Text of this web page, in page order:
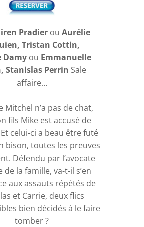
Pradier ou Aurélie
Tristan Cottin,
Damy ou Emmanuelle
Stanislas Perrin Sale
affaire…
Mitchel n’a pas de chat,
fils Mike est accusé de
celui-ci a beau être futé
bison, toutes les preuves
Défendu par l’avocate
de la famille, va-t-il s’en
aux assauts répétés de
et Carrie, deux flics
bien décidés à le faire
tomber ?